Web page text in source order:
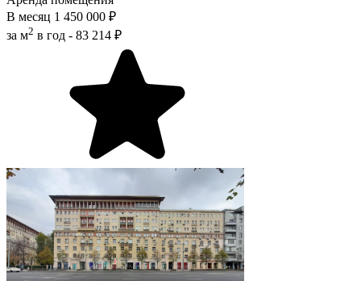
В месяц 1 450 000 ₽
за м2 в год - 83 214 ₽